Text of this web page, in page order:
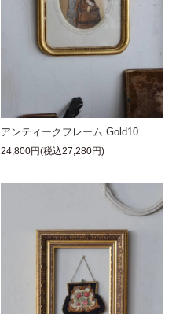
アンティークフレーム.Gold10
24,800円(税込27,280円)